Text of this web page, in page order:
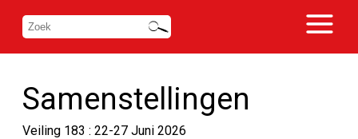
Samenstellingen
Veiling 183 : 22-27 Juni 2026